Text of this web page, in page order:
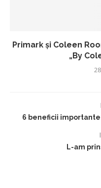
Primark și Coleen
„By
6 beneficii
L-am